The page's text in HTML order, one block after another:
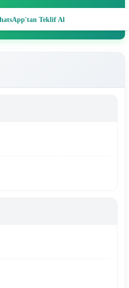
Teklif Al